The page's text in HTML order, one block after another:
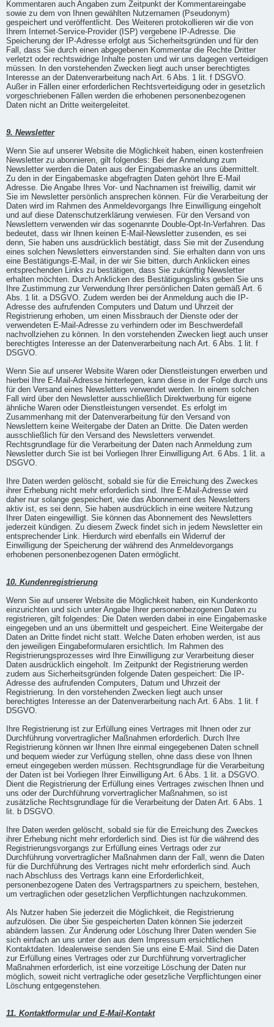
Kommentaren auch Angaben zum Zeitpunkt der Kommentareingabe
sowie zu dem von Ihnen gewählten Nutzernamen (Pseudonym)
gespeichert und veröffentlicht. Des Weiteren protokollieren wir die von
Ihrem Internet-Service-Provider (ISP) vergebene IP-Adresse. Die
Speicherung der IP-Adresse erfolgt aus Sicherheitsgründen und für den
Fall, dass Sie durch einen abgegebenen Kommentar die Rechte Dritter
verletzt oder rechtswidrige Inhalte posten und wir uns dagegen verteidigen
müssen. In den vorstehenden Zwecken liegt auch unser berechtigtes
Interesse an der Datenverarbeitung nach Art. 6 Abs. 1 lit. f DSGVO.
Außer in Fällen einer erforderlichen Rechtsverteidigung oder in gesetzlich
vorgeschriebenen Fällen werden die erhobenen personenbezogenen
Daten nicht an Dritte weitergeleitet.
9. Newsletter
Wenn Sie auf unserer Website die Möglichkeit haben, einen kostenfreien
Newsletter zu abonnieren, gilt folgendes: Bei der Anmeldung zum
Newsletter werden die Daten aus der Eingabemaske an uns übermittelt.
Zu den in der Eingabemaske abgefragten Daten gehört Ihre E-Mail
Adresse. Die Angabe Ihres Vor- und Nachnamen ist freiwillig, damit wir
Sie im Newsletter persönlich ansprechen können. Für die Verarbeitung der
Daten wird im Rahmen des Anmeldevorgangs Ihre Einwilligung eingeholt
und auf diese Datenschutzerklärung verwiesen. Für den Versand von
Newslettern verwenden wir das sogenannte Double-Opt-In-Verfahren. Das
bedeutet, dass wir Ihnen keinen E-Mail-Newsletter zusenden, es sei
denn, Sie haben uns ausdrücklich bestätigt, dass Sie mit der Zusendung
eines solchen Newsletters einverstanden sind. Sie erhalten dann von uns
eine Bestätigungs-E-Mail, in der wir Sie bitten, durch Anklicken eines
entsprechenden Links zu bestätigen, dass Sie zukünftig Newsletter
erhalten möchten. Durch Anklicken des Bestätigungslinks geben Sie uns
Ihre Zustimmung zur Verwendung Ihrer persönlichen Daten gemäß Art. 6
Abs. 1 lit. a DSGVO. Zudem werden bei der Anmeldung auch die IP-
Adresse des aufrufenden Computers und Datum und Uhrzeit der
Registrierung erhoben, um einen Missbrauch der Dienste oder der
verwendeten E-Mail-Adresse zu verhindern oder im Beschwerdefall
nachvollziehen zu können. In den vorstehenden Zwecken liegt auch unser
berechtigtes Interesse an der Datenverarbeitung nach Art. 6 Abs. 1 lit. f
DSGVO.
Wenn Sie auf unserer Website Waren oder Dienstleistungen erwerben und
hierbei Ihre E-Mail-Adresse hinterlegen, kann diese in der Folge durch uns
für den Versand eines Newsletters verwendet werden. In einem solchen
Fall wird über den Newsletter ausschließlich Direktwerbung für eigene
ähnliche Waren oder Dienstleistungen versendet. Es erfolgt im
Zusammenhang mit der Datenverarbeitung für den Versand von
Newslettern keine Weitergabe der Daten an Dritte. Die Daten werden
ausschließlich für den Versand des Newsletters verwendet.
Rechtsgrundlage für die Verarbeitung der Daten nach Anmeldung zum
Newsletter durch Sie ist bei Vorliegen Ihrer Einwilligung Art. 6 Abs. 1 lit. a
DSGVO.
Ihre Daten werden gelöscht, sobald sie für die Erreichung des Zweckes
ihrer Erhebung nicht mehr erforderlich sind. Ihre E-Mail-Adresse wird
daher nur solange gespeichert, wie das Abonnement des Newsletters
aktiv ist, es sei denn, Sie haben ausdrücklich in eine weitere Nutzung
Ihrer Daten eingewilligt. Sie können das Abonnement des Newsletters
jederzeit kündigen. Zu diesem Zweck findet sich in jedem Newsletter ein
entsprechender Link. Hierdurch wird ebenfalls ein Widerruf der
Einwilligung der Speicherung der während des Anmeldevorgangs
erhobenen personenbezogenen Daten ermöglicht.
10. Kundenregistrierung
Wenn Sie auf unserer Website die Möglichkeit haben, ein Kundenkonto
einzurichten und sich unter Angabe Ihrer personenbezogenen Daten zu
registrieren, gilt folgendes: Die Daten werden dabei in eine Eingabemaske
eingegeben und an uns übermittelt und gespeichert. Eine Weitergabe der
Daten an Dritte findet nicht statt. Welche Daten erhoben werden, ist aus
den jeweiligen Eingabeformularen ersichtlich. Im Rahmen des
Registrierungsprozesses wird Ihre Einwilligung zur Verarbeitung dieser
Daten ausdrücklich eingeholt. Im Zeitpunkt der Registrierung werden
zudem aus Sicherheitsgründen folgende Daten gespeichert: Die IP-
Adresse des aufrufenden Computers, Datum und Uhrzeit der
Registrierung. In den vorstehenden Zwecken liegt auch unser
berechtigtes Interesse an der Datenverarbeitung nach Art. 6 Abs. 1 lit. f
DSGVO.
Ihre Registrierung ist zur Erfüllung eines Vertrages mit Ihnen oder zur
Durchführung vorvertraglicher Maßnahmen erforderlich. Durch Ihre
Registrierung können wir Ihnen Ihre einmal eingegebenen Daten schnell
und bequem wieder zur Verfügung stellen, ohne dass diese von Ihnen
erneut eingegeben werden müssen. Rechtsgrundlage für die Verarbeitung
der Daten ist bei Vorliegen Ihrer Einwilligung Art. 6 Abs. 1 lit. a DSGVO.
Dient die Registrierung der Erfüllung eines Vertrages zwischen Ihnen und
uns oder der Durchführung vorvertraglicher Maßnahmen, so ist
zusätzliche Rechtsgrundlage für die Verarbeitung der Daten Art. 6 Abs. 1
lit. b DSGVO.
Ihre Daten werden gelöscht, sobald sie für die Erreichung des Zweckes
ihrer Erhebung nicht mehr erforderlich sind. Dies ist für die während des
Registrierungsvorgangs zur Erfüllung eines Vertrags oder zur
Durchführung vorvertraglicher Maßnahmen dann der Fall, wenn die Daten
für die Durchführung des Vertrages nicht mehr erforderlich sind. Auch
nach Abschluss des Vertrags kann eine Erforderlichkeit,
personenbezogene Daten des Vertragspartners zu speichern, bestehen,
um vertraglichen oder gesetzlichen Verpflichtungen nachzukommen.
Als Nutzer haben Sie jederzeit die Möglichkeit, die Registrierung
aufzulösen. Die über Sie gespeicherten Daten können Sie jederzeit
abändern lassen. Zur Änderung oder Löschung Ihrer Daten wenden Sie
sich einfach an uns unter den aus dem Impressum ersichtlichen
Kontaktdaten. Idealerweise senden Sie uns eine E-Mail. Sind die Daten
zur Erfüllung eines Vertrages oder zur Durchführung vorvertraglicher
Maßnahmen erforderlich, ist eine vorzeitige Löschung der Daten nur
möglich, soweit nicht vertragliche oder gesetzliche Verpflichtungen einer
Löschung entgegenstehen.
11. Kontaktformular und E-Mail-Kontakt